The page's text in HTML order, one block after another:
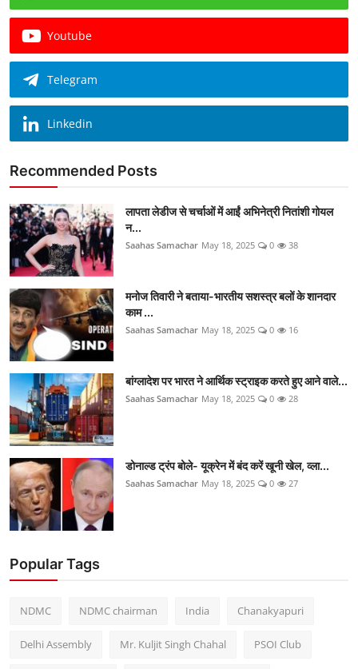
Youtube
Telegram
Linkedin
Recommended Posts
लापता लेडीज से चर्चाओं में आईं अभिनेत्री नितांशी गोयल
न...
Saahas Samachar May 18, 2025 0 38
मनोज तिवारी ने बताया-भारतीय सशस्त्र बलों के शानदार
काम ...
Saahas Samachar May 18, 2025 0 16
बांग्लादेश पर भारत ने आर्थिक स्ट्राइक करते हुए आने वाले...
Saahas Samachar May 18, 2025 0 28
डोनाल्ड ट्रंप बोले- यूक्रेन में बंद करें खूनी खेल, व्ला...
Saahas Samachar May 18, 2025 0 27
Popular Tags
NDMC NDMC chairman India Chanakyapuri
Delhi Assembly Mr. Kuljit Singh Chahal PSOI Club